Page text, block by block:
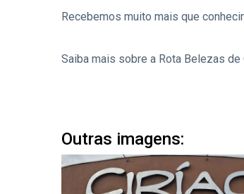
Recebemos muito mais que
Saiba mais sobre a Rota Belezas
Outras imagens: